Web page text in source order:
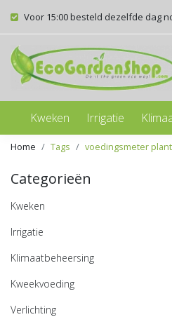
Voor 15:00 besteld dezelfde dag
Kweken Irrigatie
Home Tags voedingsmeter
Categorieën
Kweken
Irrigatie
Klimaatbeheersing
Kweekvoeding
Verlichting